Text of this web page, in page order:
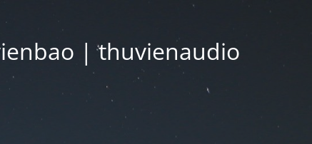
| thuvienaudio